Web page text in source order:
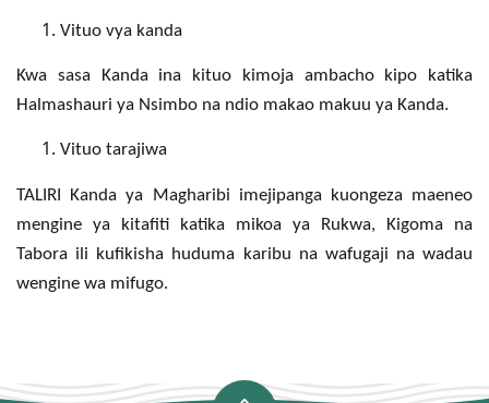
Vituo vya kanda
Kwa sasa Kanda ina kituo kimoja ambacho kipo katika
Halmashauri ya Nsimbo na ndio makao makuu ya Kanda.
Vituo tarajiwa
TALIRI Kanda ya Magharibi imejipanga kuongeza maeneo
mengine ya kitafiti katika mikoa ya Rukwa, Kigoma na
Tabora ili kufikisha huduma karibu na wafugaji na wadau
wengine wa mifugo.